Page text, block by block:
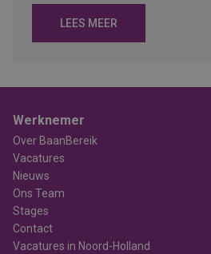
LEES MEER
Werknemer
Over BaanBereik
Vacatures
Nieuws
Ons Team
Stages
Contact
Vacatures in Noord-Holland